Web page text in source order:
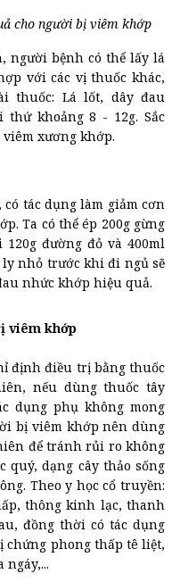
cho người bị viêm khớp
người bệnh có thể lấy lá
với các vị thuốc khác,
thuốc: Lá lốt, dây đau
khoảng 8 - 12g. Sắc
xương khớp.
tác dụng làm giảm cơn
Ta có thể ép 200g gừng
đường đỏ và 400ml
nhỏ trước khi đi ngủ sẽ
nhức khớp hiệu quả.
viêm khớp
định điều trị bằng thuốc
nếu dùng thuốc tây
dụng phụ không mong
bị viêm khớp nên dùng
để tránh rủi ro không
quý, dạng cây thảo sống
Theo y học cổ truyền:
thông kinh lạc, thanh
đồng thời có tác dụng
chứng phong thấp tê liệt,